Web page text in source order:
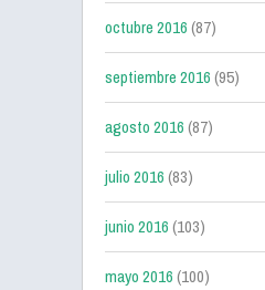
octubre 2016(87)
septiembre 2016(95)
agosto 2016(87)
julio 2016(83)
junio 2016(103)
mayo 2016(100)